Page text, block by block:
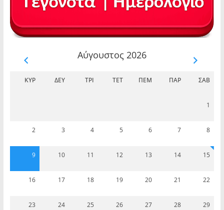
Αύγουστος 2026
ΚΥΡ ΔΕΥ ΤΡΊ ΤΕΤ ΠΈΜ ΠΑΡ ΣΆΒ
1
2 3 4 5 6 7 8
9 10 11 12 13 14 15
16 17 18 19 20 21 22
23 24 25 26 27 28 29